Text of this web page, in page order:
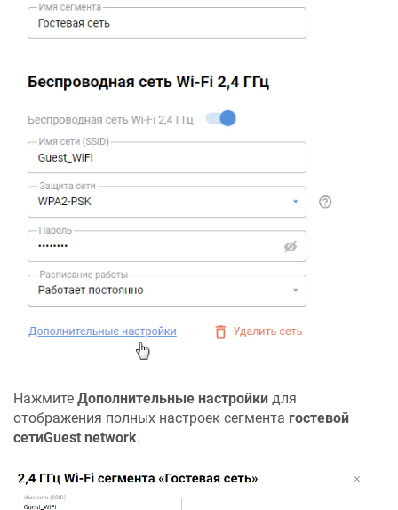
Нажмите Дополнительные настройки для
отображения полных настроек сегмента гостевой
сетиGuest network.